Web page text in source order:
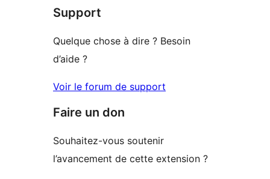
1
Support
Quelque chose à dire ? Besoin
d’aide ?
Voir le forum de support
Faire un don
Souhaitez-vous soutenir
l’avancement de cette extension ?